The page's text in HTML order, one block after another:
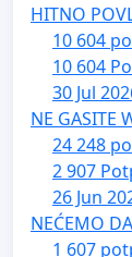
HITNO
10 604
10 604
30 Jul
NE GASITE
24 248
2 907
26 Jun
NEĆEMO
1 607